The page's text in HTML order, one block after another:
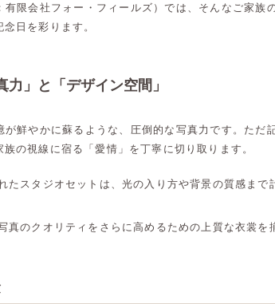
限会社フォー・フィールズ）では、そんなご家族
日を彩ります。
」と「デザイン空間」
鮮やかに蘇るような、圧倒的な写真力です。ただ
の視線に宿る「愛情」を丁寧に切り取ります。
たスタジオセットは、光の入り方や背景の質感まで
真のクオリティをさらに高めるための上質な衣裳を